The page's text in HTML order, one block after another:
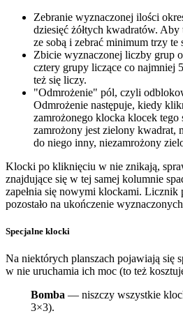
Zebranie wyznaczonej ilości
dziesięć żółtych kwadratów. Aby
ze sobą i zebrać minimum trzy te
Zbicie wyznaczonej liczby grup
cztery grupy liczące co najmniej
też się liczy.
"Odmrożenie" pól, czyli
Odmrożenie następuje, kiedy
zamrożonego klocka klocek tego
zamrożony jest zielony kwadrat,
do niego inny, niezamrożony
Klocki po kliknięciu w nie znikają,
znajdujące się w tej samej kolumnie
zapełnia się nowymi klockami. Licznik
pozostało na ukończenie
Specjalne klocki
Na niektórych planszach pojawiają się
w nie uruchamia ich moc (to też
Bomba — niszczy wszystkie
3×3).